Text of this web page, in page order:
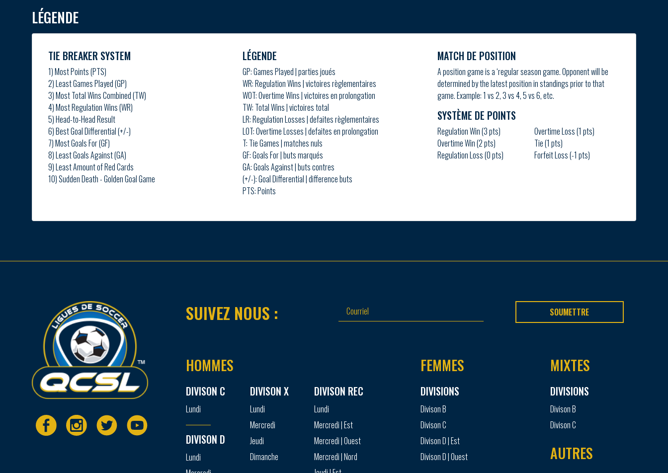
LÉGENDE
TIE BREAKER SYSTEM
1) Most Points (PTS)
2) Least Games Played (GP)
3) Most Total Wins Combined (TW)
4) Most Regulation Wins (WR)
5) Head-to-Head Result
6) Best Goal Differential (+/-)
7) Most Goals For (GF)
8) Least Goals Against (GA)
9) Least Amount of Red Cards
10) Sudden Death - Golden Goal Game
LÉGENDE
GP: Games Played | parties joués
WR: Regulation Wins | victoires règlementaires
WOT: Overtime Wins | victoires en prolongation
TW: Total Wins | victoires total
LR: Regulation Losses | defaites règlementaires
LOT: Overtime Losses | defaites en prolongation
T: Tie Games | matches nuls
GF: Goals For | buts marqués
GA: Goals Against | buts contres
(+/-): Goal Differential | difference buts
PTS: Points
MATCH DE POSITION
A position game is a ‘regular season game. Opponent will be
determined by the latest position in standings prior to that
game. Example: 1 vs 2, 3 vs 4, 5 vs 6, etc.
SYSTÈME DE POINTS
Regulation Win (3 pts)
Overtime Win (2 pts)
Regulation Loss (0 pts)
Overtime Loss (1 pts)
Tie (1 pts)
Forfeit Loss (-1 pts)
SUIVEZ NOUS : SOUMETTRE
HOMMES
DIVISON C
Lundi
DIVISON D
Lundi
DIVISON X
Lundi
Mercredi
Jeudi
Dimanche
DIVISON REC
Lundi
Mercredi | Est
Mercredi | Ouest
Mercredi | Nord
FEMMES
DIVISIONS
Divison B
Divison C
Divison D | Est
Divison D | Ouest
MIXTES
DIVISIONS
Divison B
Divison C
AUTRES